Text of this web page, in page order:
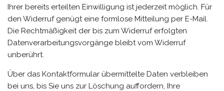
Ihrer bereits erteilten Einwilligung ist jederzeit möglich. Für
den Widerruf genügt eine formlose Mitteilung per E-Mail.
Die Rechtmäßigkeit der bis zum Widerruf erfolgten
Datenverarbeitungsvorgänge bleibt vom Widerruf
unberührt.
Über das Kontaktformular übermittelte Daten verbleiben
bei uns, bis Sie uns zur Löschung auffordern, Ihre